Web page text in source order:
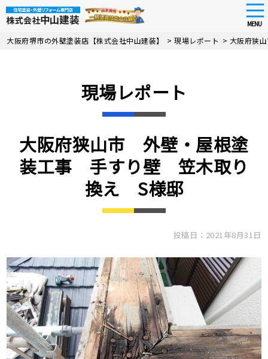
Skip
MENU
大阪府堺市の外壁塗装店【株式会社中山建装】 >現場レポート > 大阪府狭
現場レポート
大阪府狭山市 外壁・屋根塗
装工事 手すり壁 笠木取り
換え S様邸
投稿日：2021年8月31日